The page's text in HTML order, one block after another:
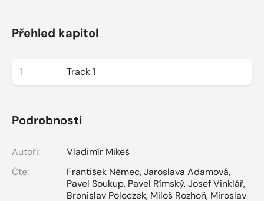
Přehled kapitol
1 Track 1
Podrobnosti
Autoři:
Vladimír Mikeš
Čte:
František Němec,Jaroslava Adamová,
Pavel Soukup, Pavel Rímský,Josef Vinklář,
Bronislav Poloczek, Miloš Rozhoň, Miroslav